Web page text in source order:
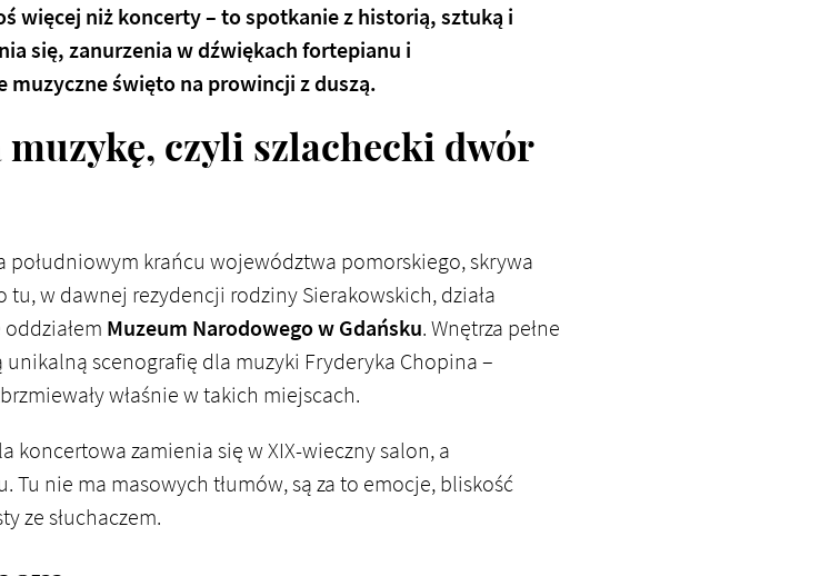
więcej niż koncerty – to spotkanie z historią, sztuką i
się, zanurzenia w dźwiękach fortepianu i
święto na prowincji z duszą.
czyli szlachecki dwór
krańcu województwa pomorskiego, skrywa
w dawnej rezydencji rodziny Sierakowskich, działa
Muzeum Narodowego w Gdańsku. Wnętrza pełne
scenografię dla muzyki Fryderyka Chopina –
właśnie w takich miejscach.
koncertowa zamienia się w XIX-wieczny salon, a
nie ma masowych tłumów, są za to emocje, bliskość
ze słuchaczem.